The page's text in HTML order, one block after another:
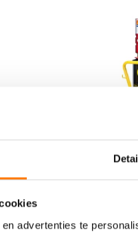
advertenties te
Kg